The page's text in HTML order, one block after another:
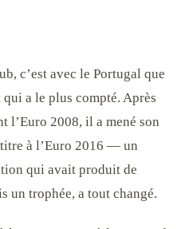
c’est avec le Portugal que
a le plus compté. Après
l’Euro 2008, il a mené son
à l’Euro 2016 — un
qui avait produit de
un trophée, a tout changé.